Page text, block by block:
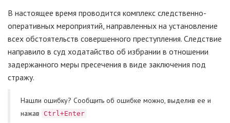
В настоящее время проводится комплекс следственно-
оперативных мероприятий, направленных на установление
всех обстоятельств совершенного преступления. Следствие
направило в суд ходатайство об избрании в отношении
задержанного меры пресечения в виде заключения под
стражу.
Нашли ошибку? Cообщить об ошибке можно, выделив ее и
нажав
Ctrl+Enter